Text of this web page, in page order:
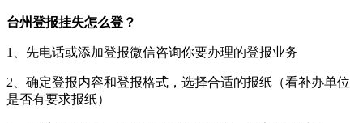
台州登报挂失怎么登？
1、先电话或添加登报微信咨询你要办理的登报业务
2、确定登报内容和登报格式，选择合适的报纸（看补办单位
是否有要求报纸）